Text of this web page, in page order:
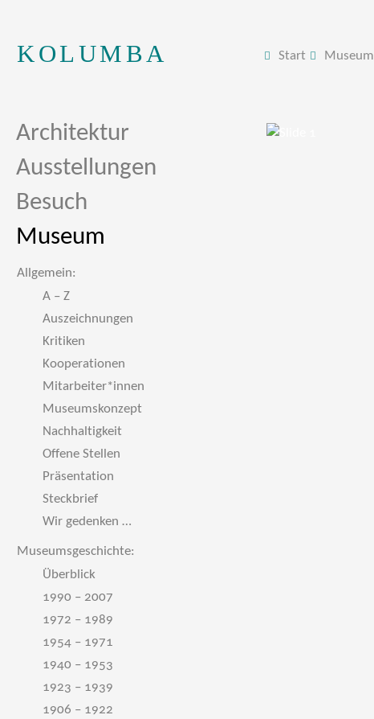
KOLUMBA Start Museum
Architektur
Ausstellungen
Besuch
Museum
Allgemein:
A – Z
Auszeichnungen
Kritiken
Kooperationen
Mitarbeiter*innen
Museumskonzept
Nachhaltigkeit
Offene Stellen
Präsentation
Steckbrief
Wir gedenken …
Museumsgeschichte:
Überblick
1990 – 2007
1972 – 1989
1954 – 1971
1940 – 1953
1923 – 1939
1906 – 1922